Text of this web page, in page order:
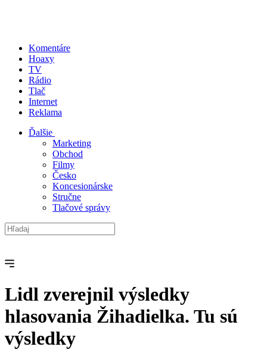
Komentáre
Hoaxy
TV
Rádio
Tlač
Internet
Reklama
Ďalšie
Marketing
Obchod
Filmy
Česko
Koncesionárske
Stručne
Tlačové správy
Lidl zverejnil výsledky
hlasovania Žihadielka. Tu sú
výsledky